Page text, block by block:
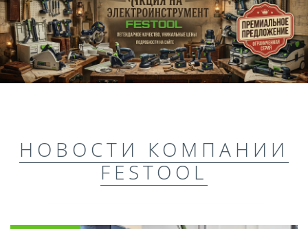
НОВОСТИ КОМПАНИИ
FESTOOL